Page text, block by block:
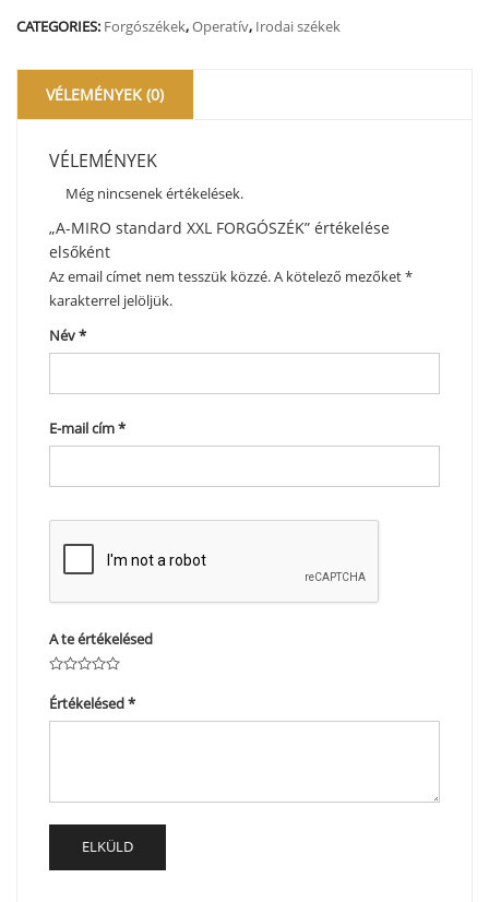
CATEGORIES: Forgószékek,Operatív, Irodai székek
VÉLEMÉNYEK (0)
VÉLEMÉNYEK
Még nincsenek értékelések.
„A-MIRO standard XXL FORGÓSZÉK” értékelése
elsőként
Az email címet nem tesszük közzé.A kötelező mezőket*
karakterrel jelöljük.
Név*
E-mail cím*
A te értékelésed
Értékelésed*